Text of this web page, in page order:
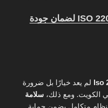
كيف تحصل على شهادة ISO 22000 لضمان جودة
Iso لم يعد خيارًا بل ضرورة
الكويت. ومع ذلك، سلامة